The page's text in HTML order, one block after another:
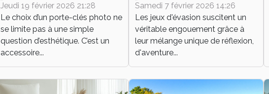
pour vous ?
Jeudi 19 février 2026 21:28
Le choix d’un porte-clés photo ne
se limite pas à une simple
question d’esthétique. C’est un
accessoire...
chances de succès
dans un jeu d'évasion
Samedi 7 février 2026 14:26
Les jeux d'évasion suscitent un
véritable engouement grâce à
leur mélange unique de réflexion,
d'aventure...